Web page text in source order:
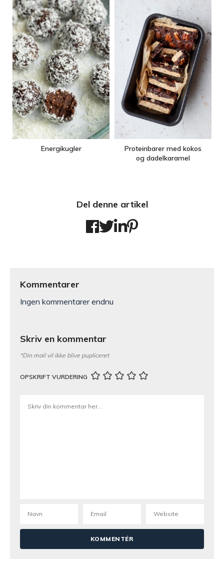
Energikugler
Proteinbarer med kokos
og dadelkaramel
Del denne artikel
Kommentarer
Ingen kommentarer endnu
Skriv en kommentar
*Din mail vil ikke blive pupliceret
OPSKRIFT VURDERING